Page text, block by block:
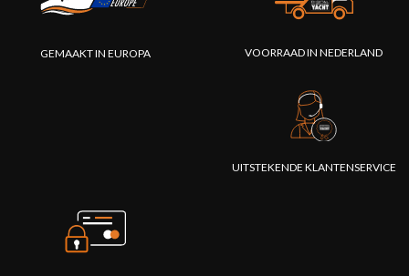
GEMAAKT IN EUROPA VOORRAAD IN NEDERLAND
UITSTEKENDE KLANTENSERVICE